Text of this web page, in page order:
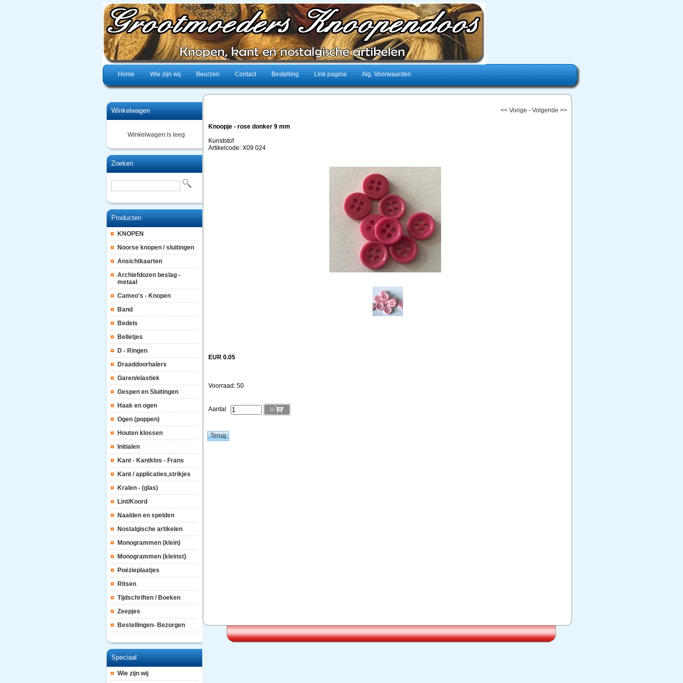
Home Wie zijn wij Beurzen Contact Bestelling Link pagina Alg. Voorwaarden
Winkelwagen
Winkelwagen is leeg
Zoeken
Producten
KNOPEN
Noorse knopen / sluitingen
Ansichtkaarten
Archiefdozen beslag -
metaal
Cameo's - Knopen
Band
Bedels
Belletjes
D - Ringen
Draaddoorhalers
Garen/elastiek
Gespen en Sluitingen
Haak en ogen
Ogen (poppen)
Houten klossen
Initialen
Kant - Kantklos - Frans
Kant / applicaties,strikjes
Kralen - (glas)
Lint/Koord
Naalden en spelden
Nostalgische artikelen
Monogrammen (klein)
Monogrammen (kleinst}
Poëzieplaatjes
Ritsen
Tijdschriften / Boeken
Zeepjes
Bestellingen- Bezorgen
Speciaal
Wie zijn wij
<< Vorige - Volgende >>
Knoopje - rose donker 9 mm
Kunststof
Artikelcode: X09 024
EUR 0.05
Voorraad: 50
Aantal